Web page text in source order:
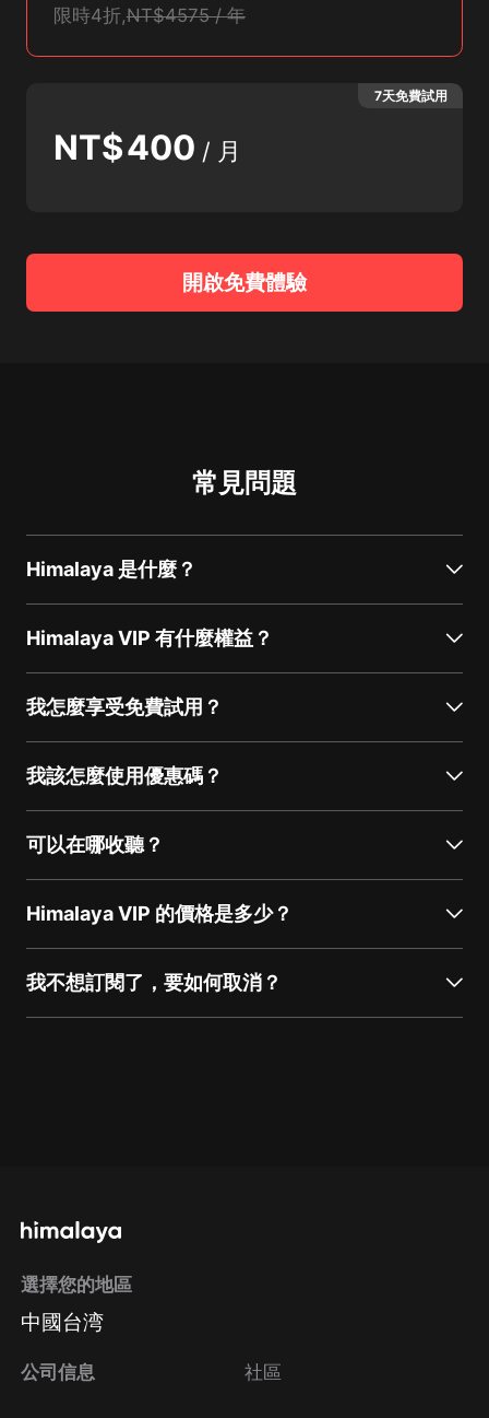
限時4折,NT$4575 / 年
NT$400 / 月
7天免費試用
開啟免費體驗
常見問題
Himalaya 是什麼？
Himalaya VIP 有什麼權益？
我怎麼享受免費試用？
我該怎麼使用優惠碼？
可以在哪收聽？
Himalaya VIP 的價格是多少？
我不想訂閱了，要如何取消？
選擇您的地區
中國台湾
公司信息 社區